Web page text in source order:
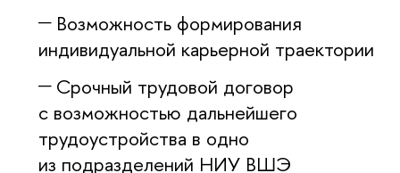
Возможность формирования
индивидуальной карьерной траектории
Срочный трудовой договор
с возможностью дальнейшего
трудоустройства в одно
из подразделений НИУ ВШЭ